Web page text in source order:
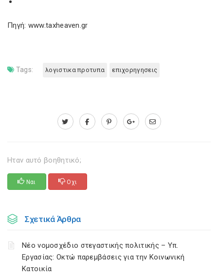
Πηγή: www.taxheaven.gr
Tags: λογιστικα προτυπα επιχορηγησεις
Ηταν αυτό βοηθητικό;
Ναι Οχι
Σχετικά Άρθρα
Νέο νομοσχέδιο στεγαστικής πολιτικής – Υπ.
Εργασίας: Οκτώ παρεμβάσεις για την Κοινωνική
Κατοικία